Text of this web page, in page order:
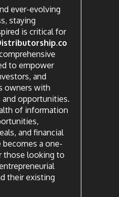
ever-evolving
staying
is critical for
to empower
and
owners with
and opportunities.
of information
and financial
a one-
those looking to
their existing